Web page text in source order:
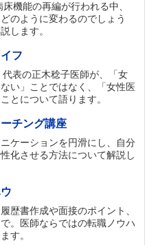
機能の再編が行われる中、
のように変わるのでしょう
します。
フ
代表の正木稔子医師が、「女
い」ことではなく、「女性医
とについて語ります。
チング講座
ケーションを円滑にし、自分
化させる方法について解説し
歴書作成や面接のポイント、
。医師ならではの転職ノウハ
す。